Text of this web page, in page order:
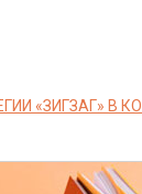
«ЗИГЗАГ»